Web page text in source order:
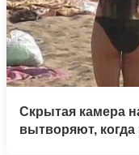
Скрытая камера
вытворяют, когда